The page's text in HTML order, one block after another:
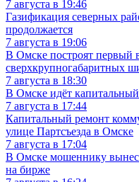
7 августа в 19:46
Газификация северных
продолжается
7 августа в 19:06
В Омске построят первый
сверхкрупногабаритных
7 августа в 18:30
В Омске идёт
7 августа в 17:44
Капитальный ремонт
улице Партсъезда в Омске
7 августа в 17:04
В Омске мошеннику
на бирже